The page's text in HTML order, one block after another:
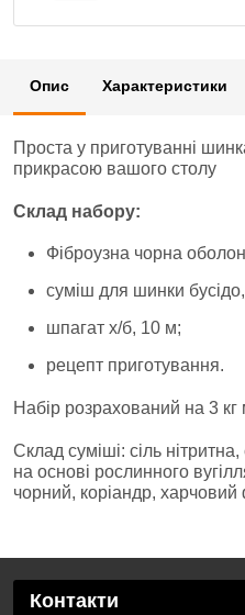
Опис Характеристики
Проста у приготуванні
прикрасою вашого столу
Склад набору:
Фіброузна чорна
суміш для шинки
шпагат х/б, 10 м;
рецепт приготування.
Набір розрахований на 3 кг
Склад суміші: сіль
на основі рослинного
чорний, коріандр,
Контакти